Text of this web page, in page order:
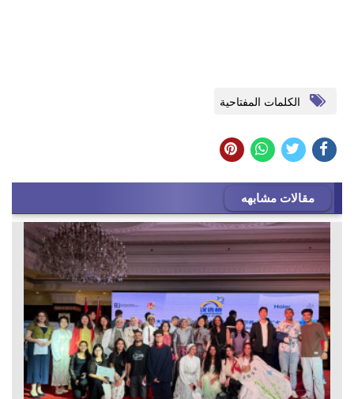
الكلمات المفتاحية
مقالات مشابهه